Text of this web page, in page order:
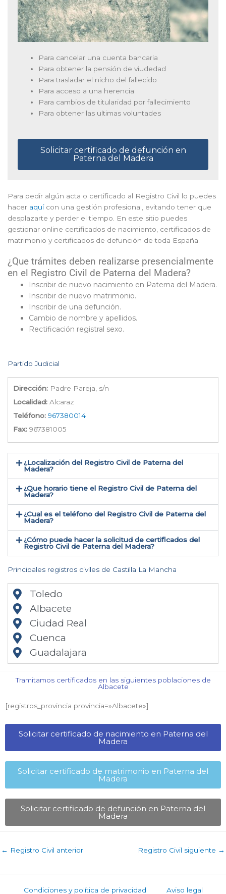
Para cancelar una cuenta bancaria
Para obtener la pensión de viudedad
Para trasladar el nicho del fallecido
Para acceso a una herencia
Para cambios de titularidad por fallecimiento
Para obtener las ultimas voluntades
Solicitar certificado de defunción en
Paterna del Madera
Para pedir algún acta o certificado al Registro Civil lo puedes
hacer aquícon una gestión profesional, evitando tener que
desplazarte y perder el tiempo. En este sitio puedes
gestionar online certificados de nacimiento, certificados de
matrimonio y certificados de defunción de toda España.
¿Que trámites deben realizarse presencialmente
en el Registro Civil de Paterna del Madera?
Inscribir de nuevo nacimiento en Paterna del Madera.
Inscribir de nuevo matrimonio.
Inscribir de una defunción.
Cambio de nombre y apellidos.
Rectificación registral sexo.
Partido Judicial
Dirección: Padre Pareja, s/n
Localidad: Alcaraz
Teléfono: 967380014
Fax: 967381005
¿Localización del Registro Civil de Paterna del
Madera​?
¿Que horario tiene el Registro Civil de Paterna del
Madera?
¿Cual es el teléfono del Registro Civil de Paterna del
Madera​?
¿Cómo puede hacer la solicitud de certificados del
Registro Civil de Paterna del Madera​?
Principales registros civiles de Castilla La Mancha
Toledo
Albacete
Ciudad Real
Cuenca
Guadalajara
Tramitamos certificados en las siguientes poblaciones de
Albacete​
[registros_provincia provincia=»Albacete​»]
Solicitar certificado de nacimiento en Paterna del
Madera​
Solicitar certificado de matrimonio en Paterna del
Madera​
Solicitar certificado de defunción en Paterna del
Madera​
← Registro Civil anterior Registro Civil siguiente →
Condiciones y política de privacidad Aviso legal